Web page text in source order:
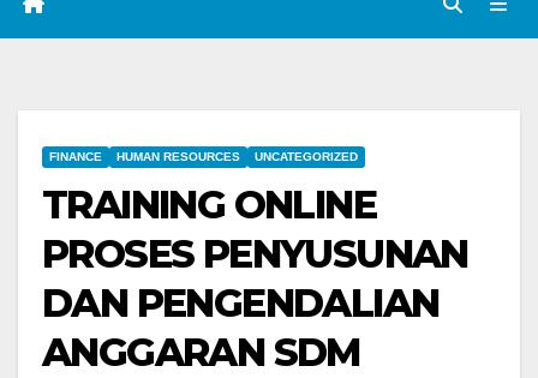
FINANCE HUMAN RESOURCES UNCATEGORIZED
TRAINING ONLINE
PROSES PENYUSUNAN
DAN PENGENDALIAN
ANGGARAN SDM